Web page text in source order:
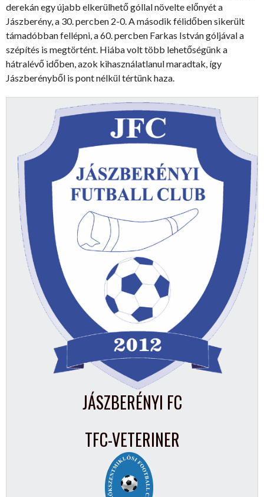
derekán egy újabb elkerülhető góllal növelte előnyét a
Jászberény, a 30. percben 2-0. A második félidőben sikerült
támadóbban fellépni, a 60. percben Farkas István góljával a
szépítés is megtörtént. Hiába volt több lehetőségünk a
hátralévő időben, azok kihasználatlanul maradtak, így
Jászberényből is pont nélkül tértünk haza.
JÁSZBERÉNYI FC
TFC-VETERINER